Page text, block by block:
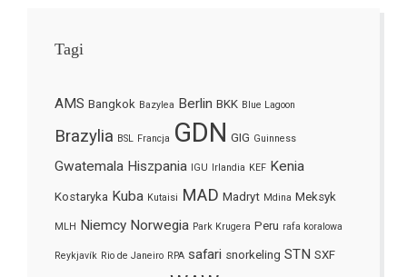
Tagi
AMS Bangkok Bazylea Berlin BKK Blue Lagoon
Brazylia BSL Francja GDN GIG Guinness
Gwatemala Hiszpania IGU Irlandia KEF Kenia
Kostaryka Kuba Kutaisi MAD Madryt Mdina Meksyk
MLH Niemcy Norwegia Park Krugera Peru rafa koralowa
Reykjavík Rio de Janeiro RPA safari snorkeling STN SXF